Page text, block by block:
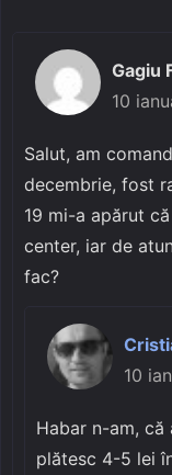
Gagiu
10
Salut, am
decembrie, fost
19 mi-a apărut
center, iar de
fac?
10
Habar n-am,
plătesc 4-5 lei